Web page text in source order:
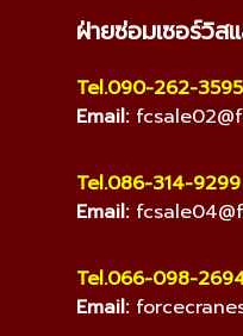
ฝ่ายซ่อมเซอร์วิส
Tel.090-262-3595
Email:
Tel.086-314-9299
Email:
Tel.066-098-
Email: